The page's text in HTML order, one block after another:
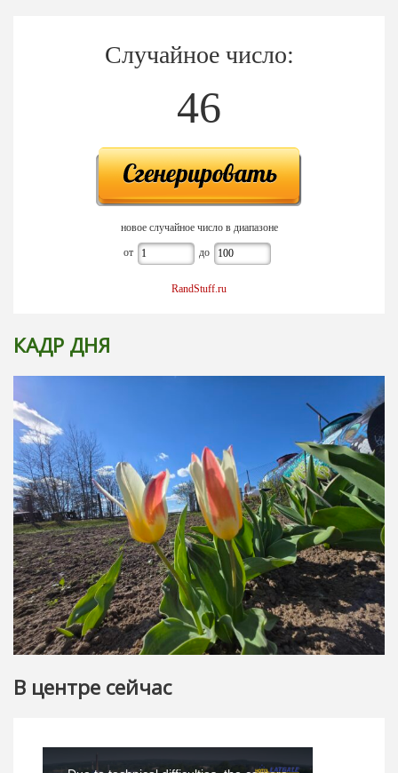
Случайное число:
46
новое случайное число в диапазоне
от до
RandStuff.ru
КАДР ДНЯ
В центре сейчас